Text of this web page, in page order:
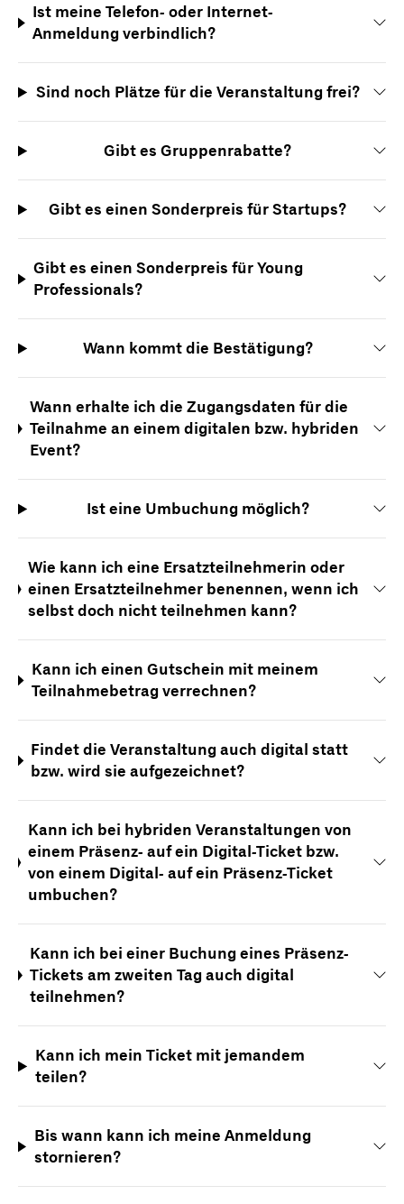
Ist meine Telefon- oder Internet-
Anmeldung verbindlich?
Sind noch Plätze für die Veranstaltung frei?
Gibt es Gruppenrabatte?
Gibt es einen Sonderpreis für Startups?
Gibt es einen Sonderpreis für Young
Professionals?
Wann kommt die Bestätigung?
Wann erhalte ich die Zugangsdaten für die
Teilnahme an einem digitalen bzw. hybriden
Event?
Ist eine Umbuchung möglich?
Wie kann ich eine Ersatzteilnehmerin oder
einen Ersatzteilnehmer benennen, wenn ich
selbst doch nicht teilnehmen kann?
Kann ich einen Gutschein mit meinem
Teilnahmebetrag verrechnen?
Findet die Veranstaltung auch digital statt
bzw. wird sie aufgezeichnet?
Kann ich bei hybriden Veranstaltungen von
einem Präsenz- auf ein Digital-Ticket bzw.
von einem Digital- auf ein Präsenz-Ticket
umbuchen?
Kann ich bei einer Buchung eines Präsenz-
Tickets am zweiten Tag auch digital
teilnehmen?
Kann ich mein Ticket mit jemandem
teilen?
Bis wann kann ich meine Anmeldung
stornieren?